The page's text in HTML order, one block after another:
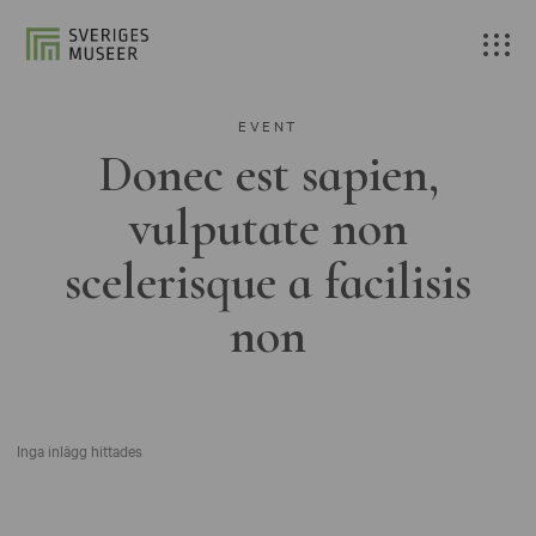
EVENT
Donec est sapien,
vulputate non
scelerisque a facilisis
non
Inga inlägg hittades